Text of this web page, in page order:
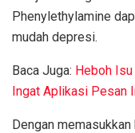
Phenylethylamine
mudah depresi.
Baca Juga: Heboh
Ingat Aplikasi Pesan
Dengan